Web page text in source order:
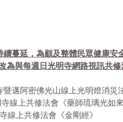
續蔓延，為顧及整體民眾健康
與每週日光明寺網路視訊共修
暨邁阿密佛光山線上光明燈消災
線上共修法會《藥師琉璃光如
線上共修法會《金剛經》